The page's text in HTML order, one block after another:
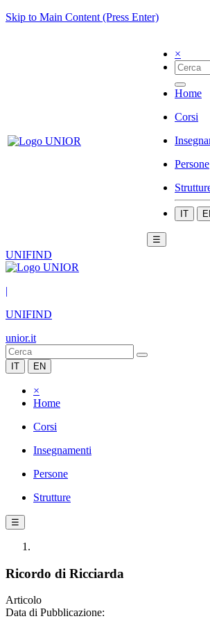
Skip to Main Content (Press Enter)
×
Home
Corsi
Persone
IT
☰
UNIFIND
|
UNIFIND
unior.it
IT EN
×
Home
Corsi
Insegnamenti
Persone
Strutture
☰
Ricordo di Ricciarda
Articolo
Data di Pubblicazione: